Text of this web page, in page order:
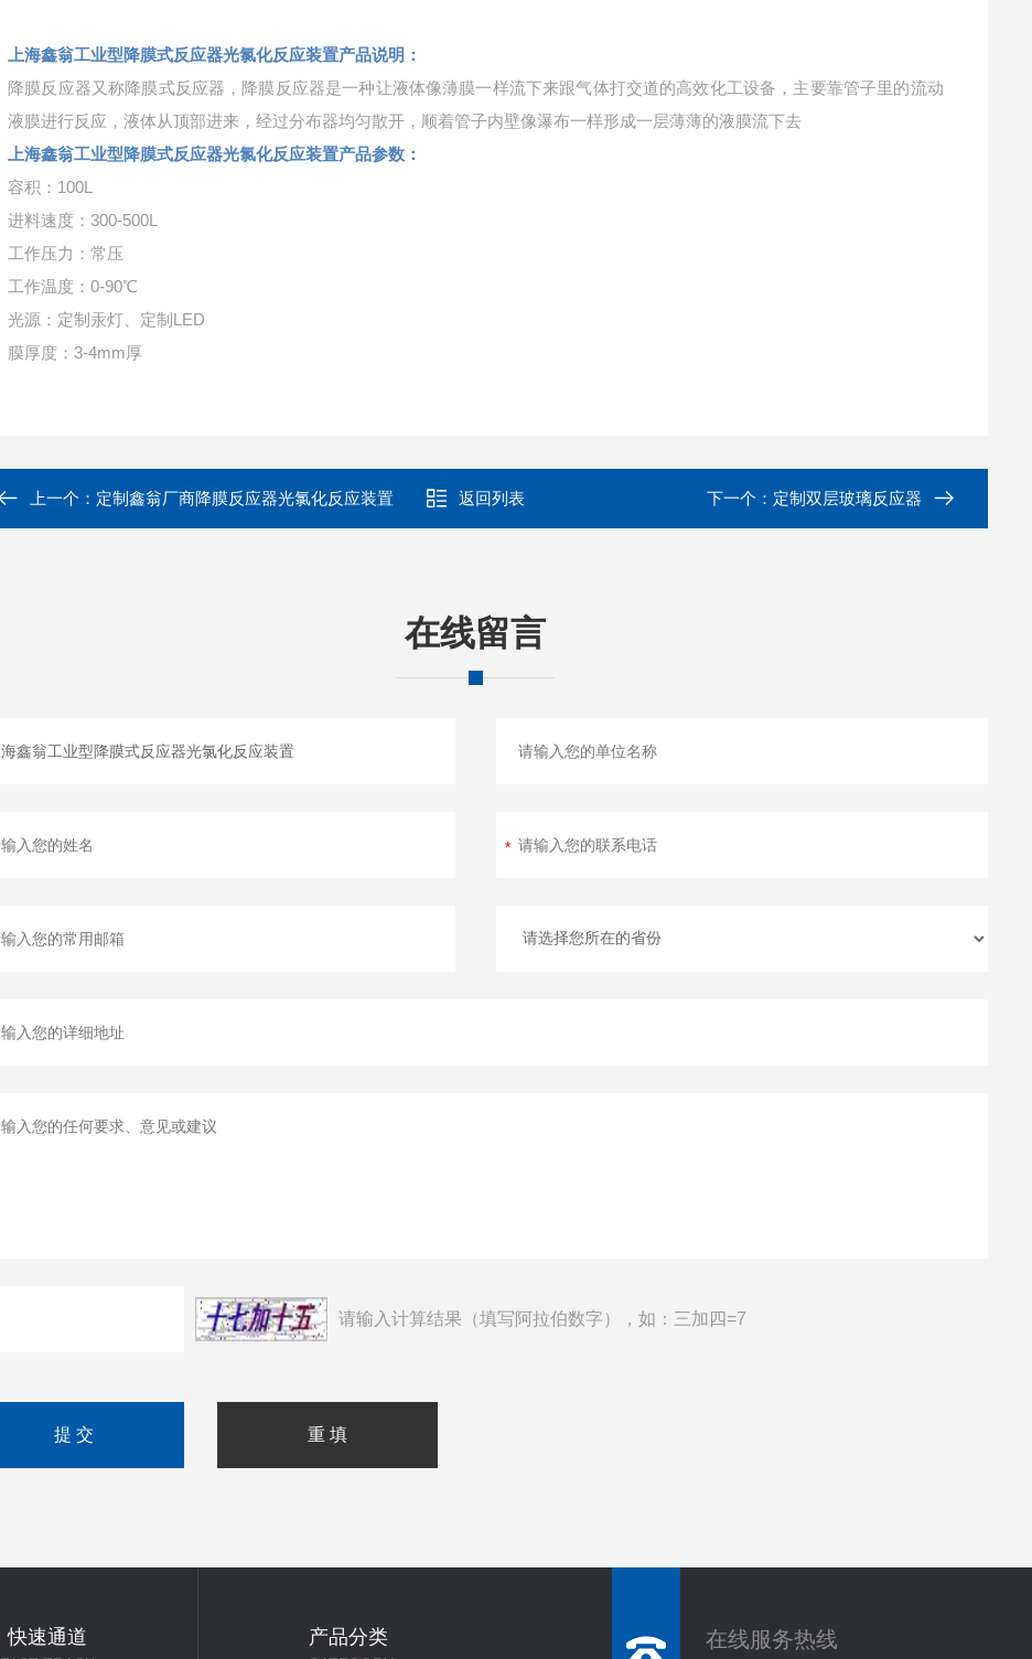
上海鑫翁工业型降膜式反应器光氯化反应装置产品说明：
降膜反应器又称降膜式反应器，降膜反应器是一种让液体像薄膜一样流下来跟气体打交道的高效化工设备，主要靠管子里的流动
液膜进行反应，液体从顶部进来，经过分布器均匀散开，顺着管子内壁像瀑布一样形成一层薄薄的液膜流下去
上海鑫翁工业型降膜式反应器光氯化反应装置产品参数：
容积：100L
进料速度：300-500L
工作压力：常压
工作温度：0-90℃
光源：定制汞灯、定制LED
膜厚度：3-4mm厚
上一个： 定制鑫翁厂商降膜反应器光氯化反应装置 返回列表 下一个： 定制双层玻璃反应器
在线留言
请输入计算结果（填写阿拉伯数字），如：三加四=7
快速通道 产品分类 在线服务热线